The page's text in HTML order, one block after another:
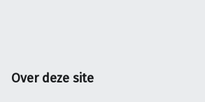
Over deze site